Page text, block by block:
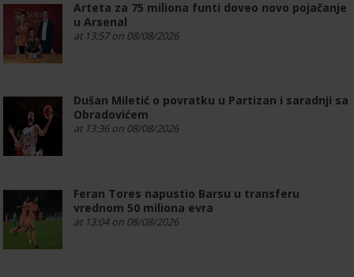
Arteta za 75 miliona funti doveo novo pojačanje
u Arsenal
at 13:57 on 08/08/2026
Dušan Miletić o povratku u Partizan i saradnji sa
Obradovićem
at 13:36 on 08/08/2026
Feran Tores napustio Barsu u transferu
vrednom 50 miliona evra
at 13:04 on 08/08/2026